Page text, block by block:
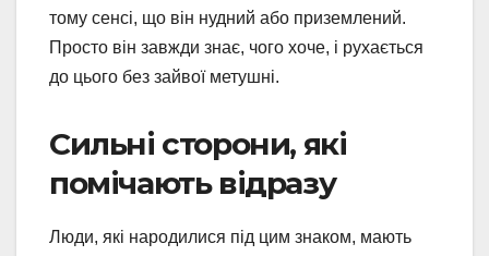
тому сенсі, що він нудний або приземлений.
Просто він завжди знає, чого хоче, і рухається
до цього без зайвої метушні.
Сильні сторони, які
помічають відразу
Люди, які народилися під цим знаком, мають